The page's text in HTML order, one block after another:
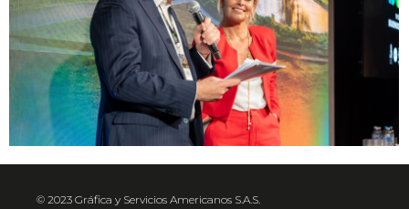
© 2023 Gráfica y Servicios Americanos S.A.S.